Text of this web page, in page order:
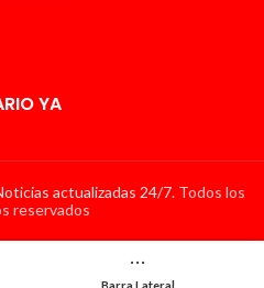
YA
actualizadas 24/7. Todos los
reservados